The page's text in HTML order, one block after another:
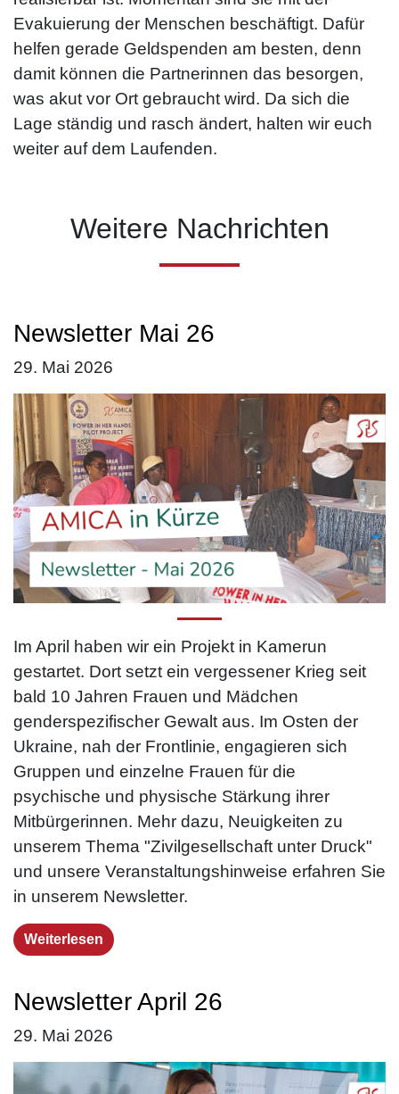
Evakuierung der Menschen beschäftigt. Dafür
helfen gerade Geldspenden am besten, denn
damit können die Partnerinnen das besorgen,
was akut vor Ort gebraucht wird. Da sich die
Lage ständig und rasch ändert, halten wir euch
weiter auf dem Laufenden.
Weitere Nachrichten
Newsletter Mai 26
29. Mai 2026
Im April haben wir ein Projekt in Kamerun
gestartet. Dort setzt ein vergessener Krieg seit
bald 10 Jahren Frauen und Mädchen
genderspezifischer Gewalt aus. Im Osten der
Ukraine, nah der Frontlinie, engagieren sich
Gruppen und einzelne Frauen für die
psychische und physische Stärkung ihrer
Mitbürgerinnen. Mehr dazu, Neuigkeiten zu
unserem Thema "Zivilgesellschaft unter Druck"
und unsere Veranstaltungshinweise erfahren Sie
in unserem Newsletter.
Weiterlesen
Newsletter April 26
29. Mai 2026